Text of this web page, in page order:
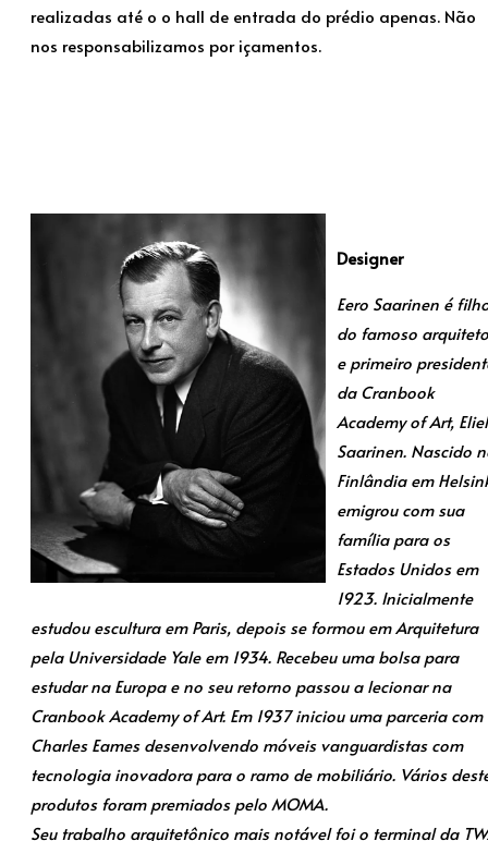
realizadas até o o hall de entrada do prédio apenas. Não
nos responsabilizamos por içamentos.
Designer
Eero Saarinen é
do famoso arquiteto
e primeiro
da Cranbook
Academy of Art, Eliel
Saarinen. Nascido
Finlândia em
emigrou com sua
família para os
Estados Unidos em
1923. Inicialmente
estudou escultura em Paris, depois se formou em Arquitetura
pela Universidade Yale em 1934. Recebeu uma bolsa para
estudar na Europa e no seu retorno passou a lecionar na
Cranbook Academy of Art. Em 1937 iniciou uma parceria com
Charles Eames desenvolvendo móveis vanguardistas com
tecnologia inovadora para o ramo de mobiliário. Vários
produtos foram premiados pelo MOMA.
Seu trabalho arquitetônico mais notável foi o terminal da